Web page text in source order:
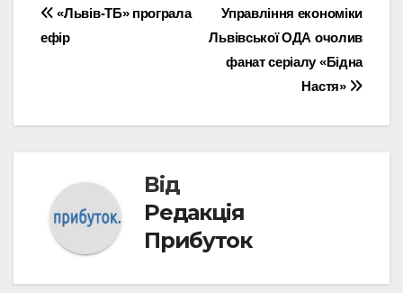
Навігація
записів
Управління економіки
Львівської ОДА очолив
фанат серіалу «Бідна
Настя»
«Львів-ТБ» програла
ефір
Від
Редакція
Прибуток